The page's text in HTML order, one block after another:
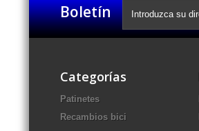
Boletín
Categorías
Patinetes
Recambios bici